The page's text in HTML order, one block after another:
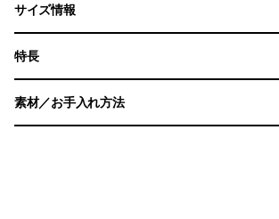
サイズ情報
特長
素材／お手入れ方法